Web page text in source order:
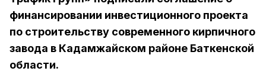
финансировании инвестиционного проекта
по строительству современного кирпичного
завода в Кадамжайском районе Баткенской
области.